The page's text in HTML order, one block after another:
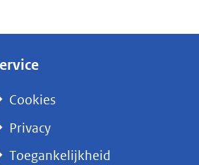
Cookies
Privacy
Toegankelijkheid